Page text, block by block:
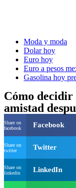
Moda y moda
Dolar hoy
Euro hoy
Euro a pesos
Gasolina hoy
Cómo decidir
amistad
Share on
facebook
Facebook
Share on
twitter
Twitter
Share on
linkedin
LinkedIn